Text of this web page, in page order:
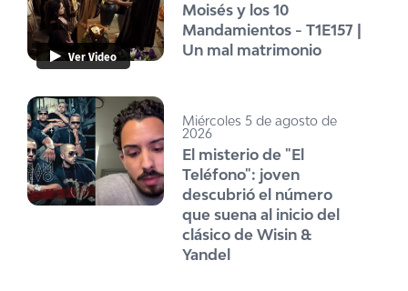
Ver Video
Moisés y los 10
Mandamientos - T1E157 |
Un mal matrimonio
Miércoles 5 de agosto de
2026
El misterio de "El
Teléfono": joven
descubrió el número
que suena al inicio del
clásico de Wisin &
Yandel